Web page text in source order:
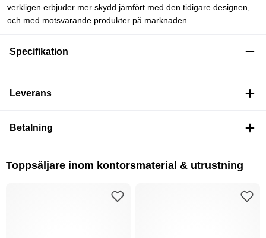
verkligen erbjuder mer skydd jämfört med den tidigare designen,
och med motsvarande produkter på marknaden.
Specifikation
Leverans
Betalning
Toppsäljare inom kontorsmaterial & utrustning